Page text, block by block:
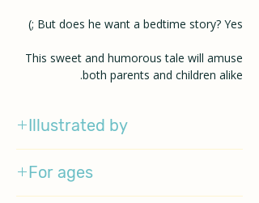
But does he want a bedtime story? Yes ;)
This sweet and humorous tale will amuse
both parents and children alike.
Illustrated by
For ages